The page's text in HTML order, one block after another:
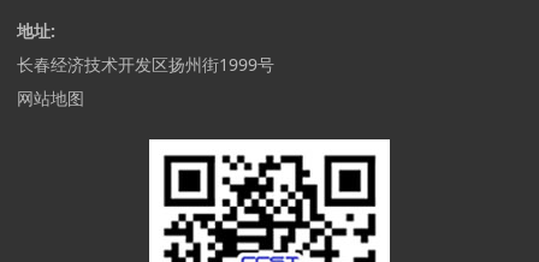
地址:
长春经济技术开发区扬州街1999号
网站地图